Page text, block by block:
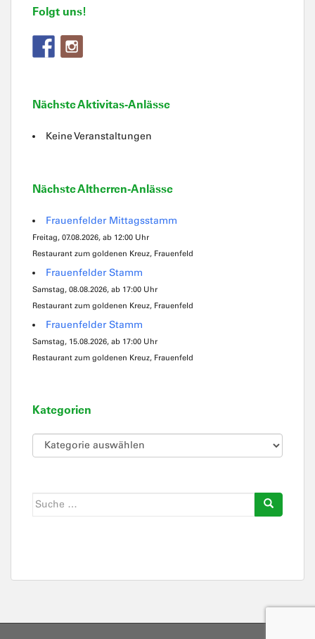
Folgt uns!
Nächste Aktivitas-Anlässe
Keine Veranstaltungen
Nächste Altherren-Anlässe
Frauenfelder Mittagsstamm
Freitag, 07.08.2026, ab 12:00 Uhr
Restaurant zum goldenen Kreuz, Frauenfeld
Frauenfelder Stamm
Samstag, 08.08.2026, ab 17:00 Uhr
Restaurant zum goldenen Kreuz, Frauenfeld
Frauenfelder Stamm
Samstag, 15.08.2026, ab 17:00 Uhr
Restaurant zum goldenen Kreuz, Frauenfeld
Kategorien
Kategorien
Suche